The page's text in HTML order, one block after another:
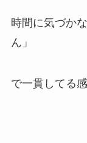
時間に気づか
ん」
で一貫してる